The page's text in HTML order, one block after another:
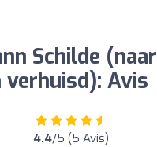
Schilde (naar
Avis
4.4/5 (5 Avis)